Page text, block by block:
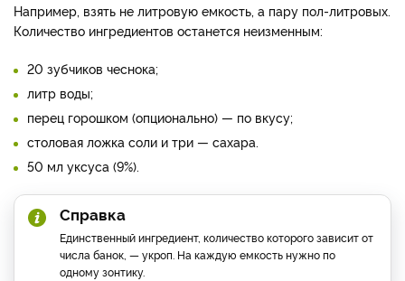
Например, взять не литровую емкость, а пару пол-литровых.
Количество ингредиентов останется неизменным:
20 зубчиков чеснока;
литр воды;
перец горошком (опционально) — по вкусу;
столовая ложка соли и три — сахара.
50 мл уксуса (9%).
Справка
Единственный ингредиент, количество которого зависит от
числа банок, — укроп. На каждую емкость нужно по
одному зонтику.